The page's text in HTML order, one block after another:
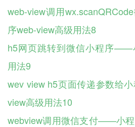
web-view调用
序web-view高级用法8
h5网页跳转到微信小程序——
用法9
wev view h5页面传递参数给
view高级用法10
webview调用微信支付——小